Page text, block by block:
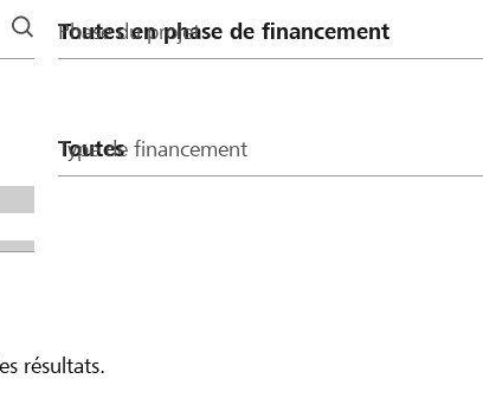
Phase du projet
Type de financement
résultats.